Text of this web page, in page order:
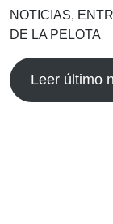
NOTICIAS,
DE LA PELOTA
Leer último